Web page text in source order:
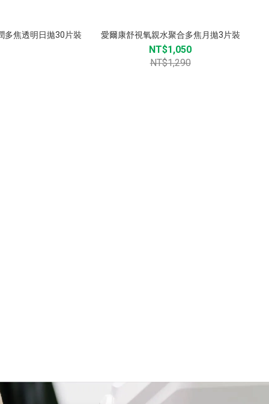
多焦透明日拋30片裝 愛爾康舒視氧親水聚合多焦月拋3片裝
NT$1,050
NT$1,290